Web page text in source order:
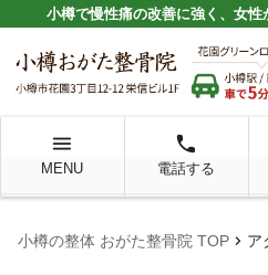
小樽で慢性痛の改善に強く、女性
menu
MENU
local_phone
電話する
小樽の整体 おがた整骨院 TOP chevron_right ア